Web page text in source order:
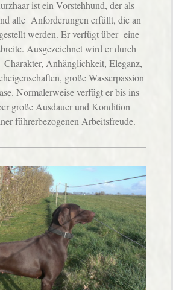
ist ein Vorstehhund, der als
alle Anforderungen erfüllt, die an
werden. Er verfügt über eine
Ausgezeichnet wird er durch
Charakter, Anhänglichkeit, Eleganz,
große Wasserpassion
Normalerweise verfügt er bis ins
große Ausdauer und Kondition
führerbezogenen Arbeitsfreude.